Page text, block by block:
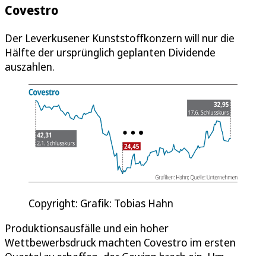
Covestro
Der Leverkusener Kunststoffkonzern will nur die
Hälfte der ursprünglich geplanten Dividende
auszahlen.
Copyright: Grafik: Tobias Hahn
Produktionsausfälle und ein hoher
Wettbewerbsdruck machten Covestro im ersten